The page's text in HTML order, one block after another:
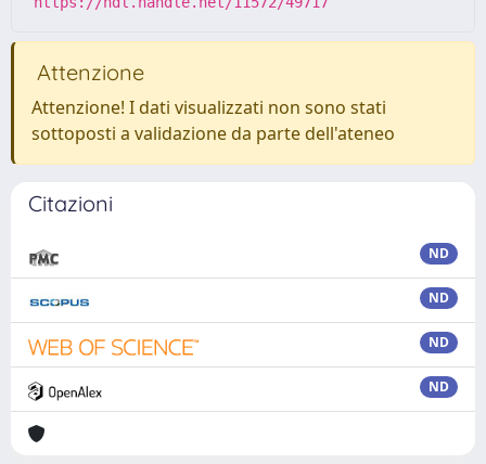
Attenzione
Attenzione! I dati visualizzati non sono stati
sottoposti a validazione da parte dell'ateneo
Citazioni
ND
ND
ND
ND